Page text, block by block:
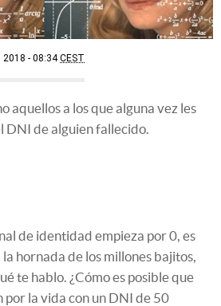
2018 - 08:34CEST
aquellos a los que alguna vez les
DNI de alguien fallecido.
de identidad empieza por 0, es
hornada de los millones bajitos,
te hablo. ¿Cómo es posible que
por la vida con un DNI de 50